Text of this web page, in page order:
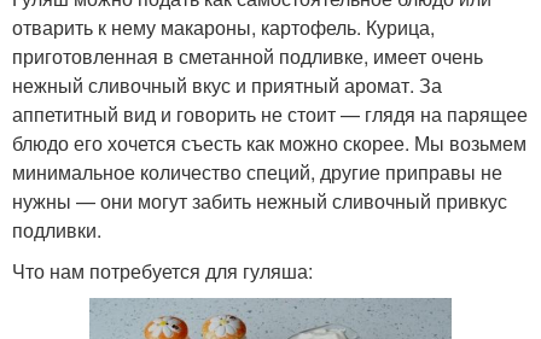
отварить к нему макароны, картофель. Курица,
приготовленная в сметанной подливке, имеет очень
нежный сливочный вкус и приятный аромат. За
аппетитный вид и говорить не стоит — глядя на парящее
блюдо его хочется съесть как можно скорее. Мы возьмем
минимальное количество специй, другие приправы не
нужны — они могут забить нежный сливочный привкус
подливки.
Что нам потребуется для гуляша: